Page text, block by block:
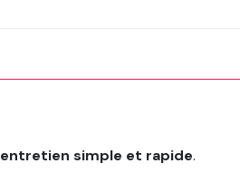
entretien simple et rapide.